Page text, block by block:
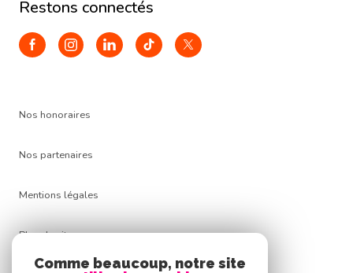
restons connectés
Nos honoraires
Nos partenaires
Mentions légales
Plan du site
Comme beaucoup, notre site